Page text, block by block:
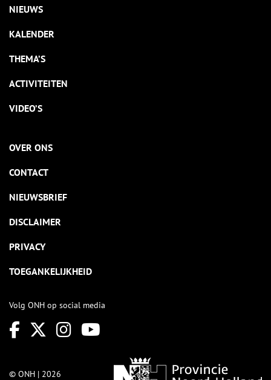
NIEUWS
KALENDER
THEMA’S
ACTIVITEITEN
VIDEO’S
OVER ONS
CONTACT
NIEUWSBRIEF
DISCLAIMER
PRIVACY
TOEGANKELIJKHEID
Volg ONH op social media
© ONH | 2026